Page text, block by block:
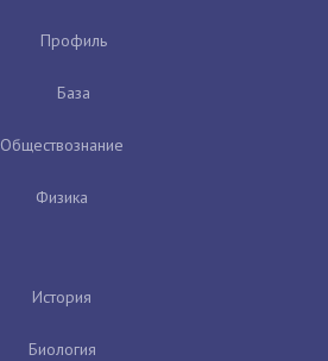
Профиль
База
Обществознание
Физика
История
Биология